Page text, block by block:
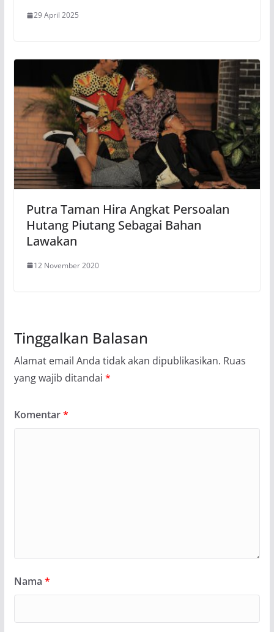
29 April 2025
Putra Taman Hira Angkat Persoalan
Hutang Piutang Sebagai Bahan
Lawakan
12 November 2020
Tinggalkan Balasan
Alamat email Anda tidak akan dipublikasikan. Ruas
yang wajib ditandai *
Komentar*
Nama *